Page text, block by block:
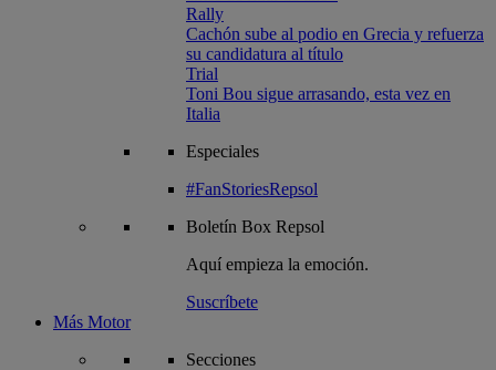
Rally
Cachón sube al podio en Grecia y refuerza
su candidatura al título
Trial
Toni Bou sigue arrasando, esta vez en
Italia
Especiales
#FanStoriesRepsol
Boletín Box Repsol
Aquí empieza la emoción.
Suscríbete
Más Motor
Secciones